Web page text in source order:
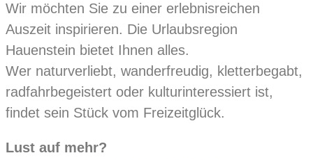
Wir möchten Sie zu einer erlebnisreichen
Auszeit inspirieren. Die Urlaubsregion
Hauenstein bietet Ihnen alles.
Wer naturverliebt, wanderfreudig, kletterbegabt,
radfahrbegeistert oder kulturinteressiert ist,
findet sein Stück vom Freizeitglück.
Lust auf mehr?